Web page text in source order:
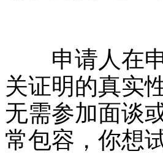
申请人在申
关证明的真实
无需参加面谈
常包容，你想